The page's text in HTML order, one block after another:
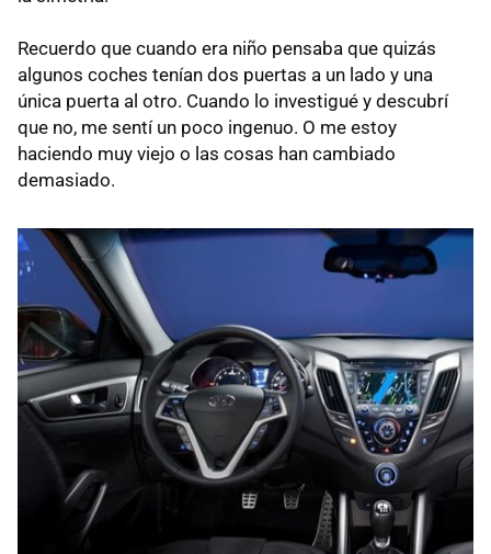
Recuerdo que cuando era niño pensaba que quizás
algunos coches tenían dos puertas a un lado y una
única puerta al otro. Cuando lo investigué y descubrí
que no, me sentí un poco ingenuo. O me estoy
haciendo muy viejo o las cosas han cambiado
demasiado.